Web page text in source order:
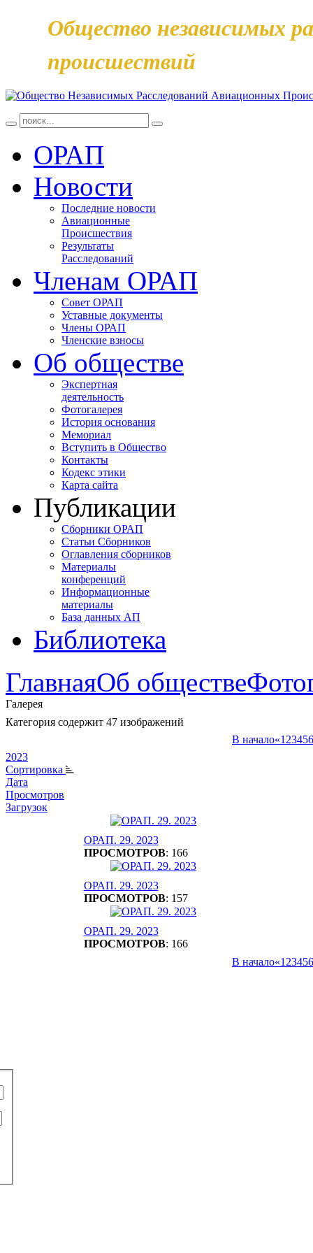
Общество независимых
происшествий
ОРАП
Новости
Последние новости
Авиационные
Происшествия
Результаты
Расследований
Членам ОРАП
Совет ОРАП
Уставные документы
Члены ОРАП
Членские взносы
Об обществе
Экспертная
деятельность
Фотогалерея
История основания
Мемориал
Вступить в Общество
Контакты
Кодекс этики
Карта сайта
Публикации
Сборники ОРАП
Статьи Сборников
Оглавления сборников
Материалы
конференций
Информационные
материалы
База данных АП
Библиотека
ГлавнаяОб обществе
Галерея
Категория содержит 47 изображений
В начало«1 23456
2023
Сортировка
Дата
Просмотров
Загрузок
ОРАП. 29. 2023
ПРОСМОТРОВ: 166
ОРАП. 29. 2023
ПРОСМОТРОВ: 157
ОРАП. 29. 2023
ПРОСМОТРОВ: 166
В начало«1 23456